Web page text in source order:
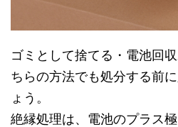
ゴミとして捨てる・電池回
ちらの方法でも処分する前
ょう。
絶縁処理は、電池のプラス